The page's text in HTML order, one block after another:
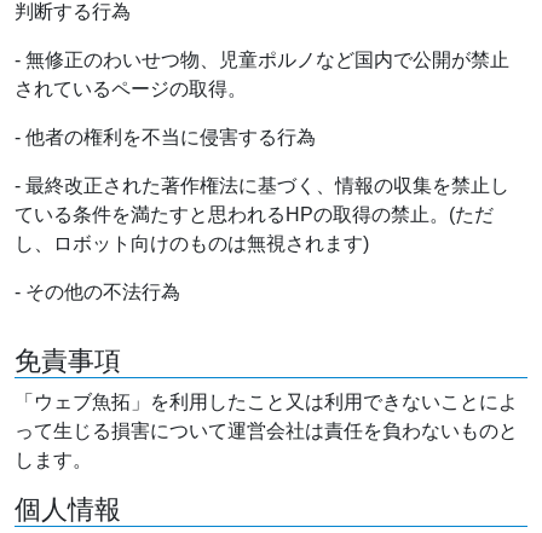
判断する行為
- 無修正のわいせつ物、児童ポルノなど国内で公開が禁止
されているページの取得。
- 他者の権利を不当に侵害する行為
- 最終改正された著作権法に基づく、情報の収集を禁止し
ている条件を満たすと思われるHPの取得の禁止。(ただ
し、ロボット向けのものは無視されます)
- その他の不法行為
免責事項
「ウェブ魚拓」を利用したこと又は利用できないことによ
って生じる損害について運営会社は責任を負わないものと
します。
個人情報